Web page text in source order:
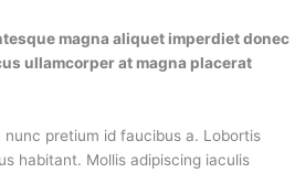
magna aliquet imperdiet donec
ullamcorper at magna placerat
nunc pretium id faucibus a. Lobortis
habitant. Mollis adipiscing iaculis